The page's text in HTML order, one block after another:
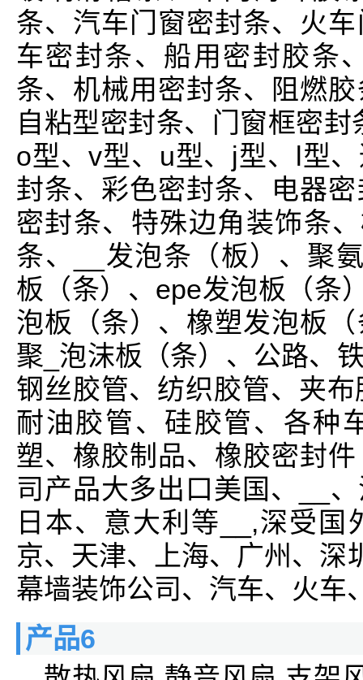
条、汽车门窗密封条、火
车密封条、船用密封胶条
条、机械用密封条、阻燃
自粘型密封条、门窗框密
o型、v型、u型、j型、l型
封条、彩色密封条、电器
密封条、特殊边角装饰条
条、__发泡条（板）、聚
板（条）、epe发泡板（条
泡板（条）、橡塑发泡板
聚_泡沫板（条）、公路、
钢丝胶管、纺织胶管、夹
耐油胶管、硅胶管、各种
塑、橡胶制品、橡胶密封
司产品大多出口美国、__
日本、意大利等__,深受
京、天津、上海、广州、深
幕墙装饰公司、汽车、火车
产品6